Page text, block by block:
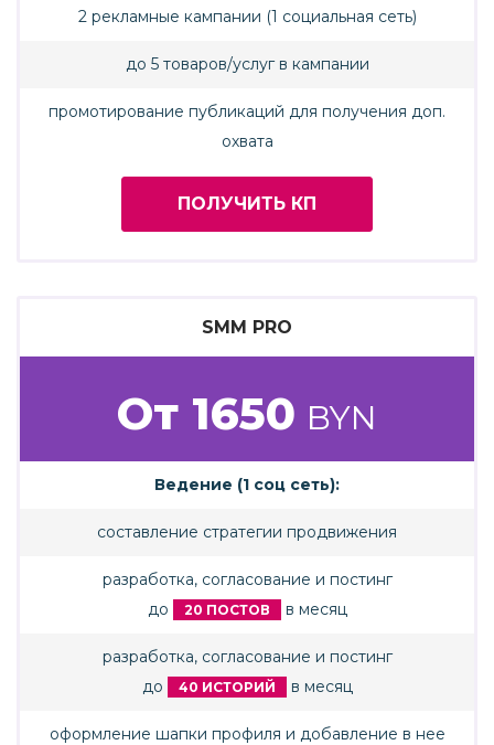
2 рекламные кампании (1 социальная сеть)
до 5 товаров/услуг в кампании
промотирование публикаций для получения доп.
охвата
ПОЛУЧИТЬ КП
SMM PRO
От 1650 BYN
Ведение (1 соц сеть):
составление стратегии продвижения
разработка, согласование и постинг
до
20 ПОСТОВ в месяц
разработка, согласование и постинг
до
40 ИСТОРИЙ в месяц
оформление шапки профиля и добавление в нее